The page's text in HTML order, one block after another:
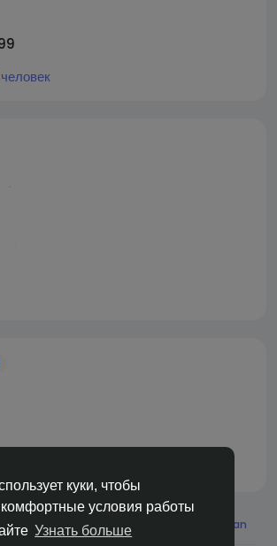
куки, чтобы
комфортные условия работы
Узнать больше Russian